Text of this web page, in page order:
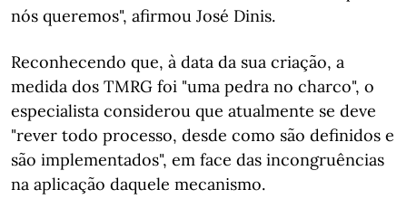
nós queremos", afirmou José Dinis.
Reconhecendo que, à data da sua criação, a
medida dos TMRG foi "uma pedra no charco", o
especialista considerou que atualmente se deve
"rever todo processo, desde como são definidos e
são implementados", em face das incongruências
na aplicação daquele mecanismo.